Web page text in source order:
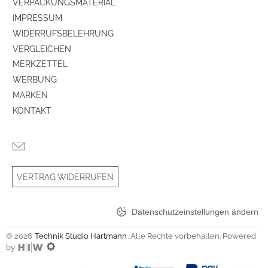
Gehäuse-Farben
Gehäuseeigenschaften
Anzahl der Lautsprecherboxen
Ausstattung & Technik
VERPACKUNGSMATERIAL
IMPRESSUM
WIDERRUFSBELEHRUNG
VERGLEICHEN
MERKZETTEL
WERBUNG
MARKEN
KONTAKT
VERTRAG WIDERRUFEN
Datenschutzeinstellungen ändern
© 2026 Technik Studio Hartmann . Alle Rechte vorbehalten. Powered
by